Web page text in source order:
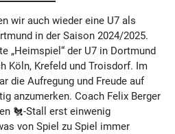
wir auch wieder eine U7 als
in der Saison 2024/2025.
„Heimspiel“ der U7 in Dortmund
Köln, Krefeld und Troisdorf. Im
die Aufregung und Freude auf
anzumerken. Coach Felix Berger
🐔-Stall erst einwenig
von Spiel zu Spiel immer